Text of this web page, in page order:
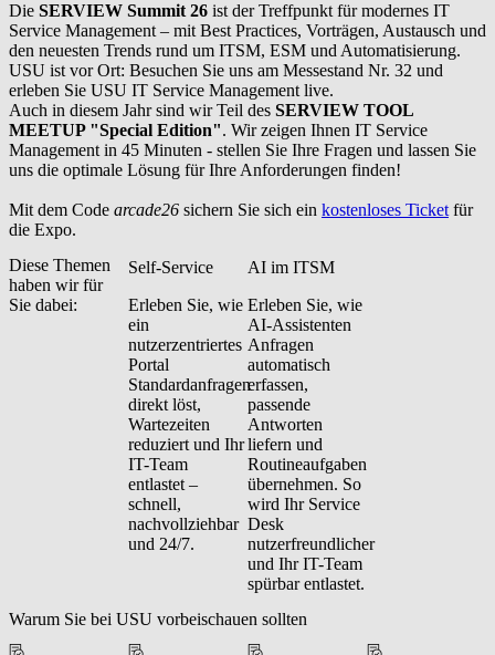
Die SERVIEW Summit 26 ist der Treffpunkt für modernes IT
Service Management – mit Best Practices, Vorträgen, Austausch und
den neuesten Trends rund um ITSM, ESM und Automatisierung.
USU ist vor Ort: Besuchen Sie uns am Messestand Nr. 32 und
erleben Sie USU IT Service Management live.
Auch in diesem Jahr sind wir Teil des SERVIEW TOOL
MEETUP "Special Edition". Wir zeigen Ihnen IT Service
Management in 45 Minuten - stellen Sie Ihre Fragen und lassen Sie
uns die optimale Lösung für Ihre Anforderungen finden!
Mit dem Code arcade26 sichern Sie sich ein kostenloses Ticketfür
die Expo.
Diese Themen
haben wir für
Sie dabei:
Self-Service
Erleben Sie, wie
ein
nutzerzentriertes
Portal
Standardanfragen
direkt löst,
Wartezeiten
reduziert und Ihr
IT-Team
entlastet –
schnell,
nachvollziehbar
und 24/7.
AI im ITSM
Erleben Sie, wie
AI-Assistenten
Anfragen
automatisch
erfassen,
passende
Antworten
liefern und
Routineaufgaben
übernehmen. So
wird Ihr Service
Desk
nutzerfreundlicher
und Ihr IT-Team
spürbar entlastet.
Warum Sie bei USU vorbeischauen sollten